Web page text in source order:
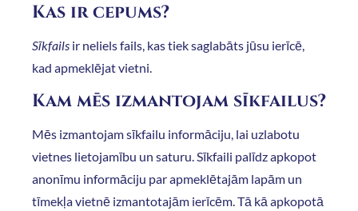
Kas ir cepums?
Sīkfails ir neliels fails, kas tiek saglabāts jūsu ierīcē,
kad apmeklējat vietni.
Kam mēs izmantojam sīkfailus?
Mēs izmantojam sīkfailu informāciju, lai uzlabotu
vietnes lietojamību un saturu. Sīkfaili palīdz apkopot
anonīmu informāciju par apmeklētajām lapām un
tīmekļa vietnē izmantotajām ierīcēm. Tā kā apkopotā